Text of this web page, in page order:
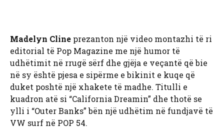
Madelyn Cline prezanton një video montazhi të ri
editorial të Pop Magazine me një humor të
udhëtimit në rrugë sërf dhe gjëja e veçantë që bie
në sy është pjesa e sipërme e bikinit e kuqe që
duket poshtë një xhakete të madhe. Titulli e
kuadron atë si “California Dreamin” dhe thotë se
ylli i “Outer Banks” bën një udhëtim në fundjavë të
VW surf në POP 54.